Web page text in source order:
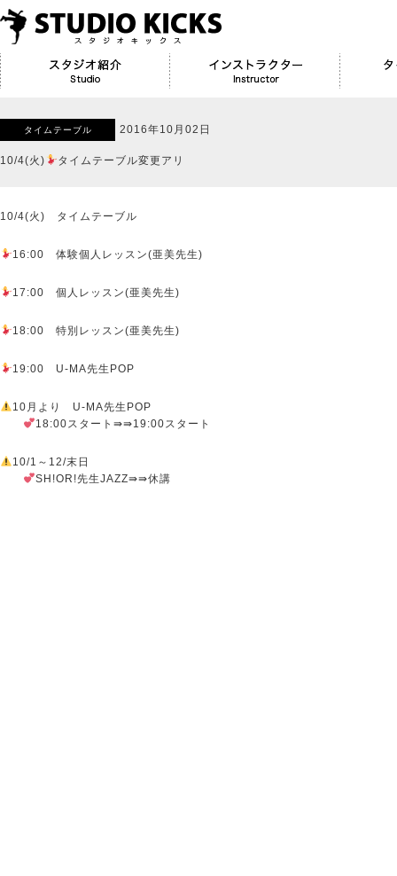
タイムテーブル 2016年10月02日
10/4(火) タイムテーブル変更アリ
10/4(火) タイムテーブル
16:00 体験個人レッスン(亜美先生)
17:00 個人レッスン(亜美先生)
18:00 特別レッスン(亜美先生)
19:00 U-MA先生POP
10月より U-MA先生POP
18:00スタート⇛⇛19:00スタート
10/1～12/末日
SH!OR!先生JAZZ⇛⇛休講